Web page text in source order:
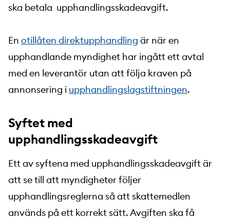
ska betala upphandlingsskadeavgift.
En otillåten direktupphandling är när en
upphandlande myndighet har ingått ett avtal
med en leverantör utan att följa kraven på
annonsering i upphandlingslagstiftningen.
Syftet med
upphandlingsskadeavgift
Ett av syftena med upphandlingsskadeavgift är
att se till att myndigheter följer
upphandlingsreglerna så att skattemedlen
används på ett korrekt sätt. Avgiften ska få